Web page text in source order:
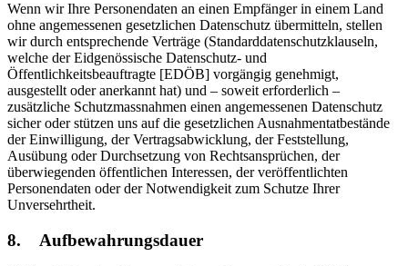
Wenn wir Ihre Personendaten an einen Empfänger in einem Land
ohne angemessenen gesetzlichen Datenschutz übermitteln, stellen
wir durch entsprechende Verträge (Standarddatenschutzklauseln,
welche der Eidgenössische Datenschutz- und
Öffentlichkeitsbeauftragte [EDÖB] vorgängig genehmigt,
ausgestellt oder anerkannt hat) und – soweit erforderlich –
zusätzliche Schutzmassnahmen einen angemessenen Datenschutz
sicher oder stützen uns auf die gesetzlichen Ausnahmentatbestände
der Einwilligung, der Vertragsabwicklung, der Feststellung,
Ausübung oder Durchsetzung von Rechtsansprüchen, der
überwiegenden öffentlichen Interessen, der veröffentlichten
Personendaten oder der Notwendigkeit zum Schutze Ihrer
Unversehrtheit.
8. Aufbewahrungsdauer